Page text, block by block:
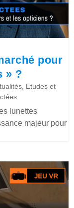
pour
» ?
Etudes et
lunettes
majeur pour